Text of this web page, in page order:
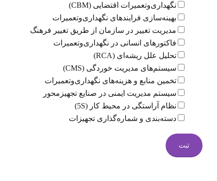
نگهداری‌وتعمیرات اقتضایی (CBM)
بهینه‌سازی فرایندهای نگهداری‌وتعمیرات
مدیریت تغییر در سازمان از طریق تغییر فرهنگ
فاکتورهای انسانی در نگهداری‌وتعمیرات
تحلیل علل ریشه‌ای (RCA)
سیستم‌های مدیریت خوردگی (CMS)
تخمین منابع و هزینه‌های نگهداری‌وتعمیرات
سیستم مدیریت ایمنی در صنایع تجهیزمحور
نظام آراستگی در محیط کار (5S)
دسته‌بندی و شماره‌گذاری تجهیزات
ثبت